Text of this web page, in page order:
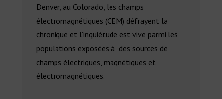
Denver, au Colorado, les champs
électromagnétiques (CEM) défrayent la
chronique et l’inquiétude est vive parmi les
populations exposées à des sources de
champs électriques, magnétiques et
électromagnétiques.